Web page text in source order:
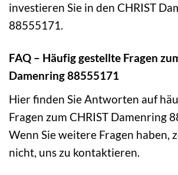
investieren Sie in den CHRIST
88555171.
FAQ – Häufig gestellte Fragen
Damenring 88555171
Hier finden Sie Antworten auf
Fragen zum CHRIST Damenring
Wenn Sie weitere Fragen haben,
nicht, uns zu kontaktieren.